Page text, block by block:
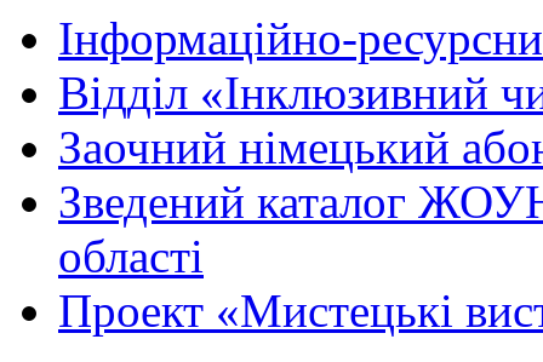
Інформаційно-
Вiддiл «Інклюзивний
Заочний німецький
Зведений каталог
області
Проект «Мистецькі